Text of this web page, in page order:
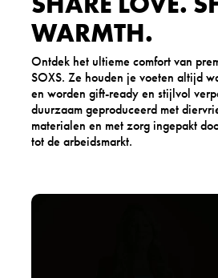
WARMTH.
Ontdek het ultieme comfort van
SOXS. Ze houden je voeten altijd
en worden gift-ready en stijlvol
duurzaam geproduceerd met
materialen en met zorg ingepakt
tot de arbeidsmarkt.